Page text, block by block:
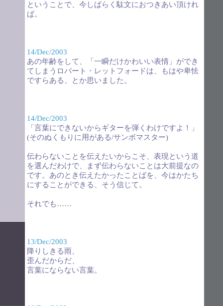
ということで、今しばらく駄文におつきあい頂けれ
ば。
14/Dec/2003
あの年齢をして、「一瞬だけかわいい表情」ができ
てしまうロバート・レットフォードは、もはや卑怯
ですらある、とか思いました。
14/Dec/2003
「言葉にできないからギターを弾くわけですよ！」
(そのぬくもりに用がある/サンボマスター)
伝わらないことを伝えたいからこそ、表現という道
を選んだわけで、まず伝わらないことは大前提なの
です。あのとき伝えたかったことばを、今はかたち
にすることができる、そう信じて。
それでも……
13/Dec/2003
降りしきる雨、
歪んだからだ、
言葉にならない言葉。